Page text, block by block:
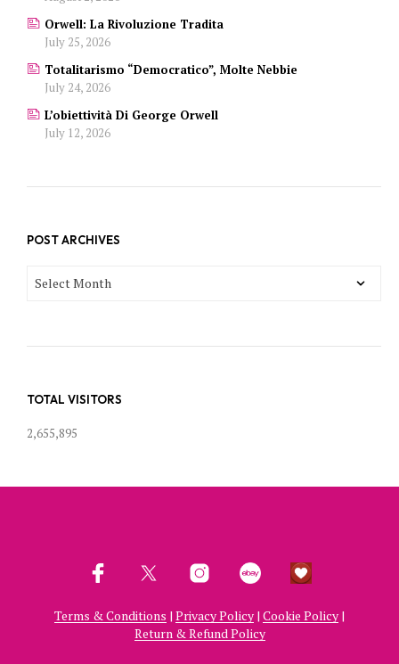
Orwell: La Rivoluzione Tradita
July 25, 2026
Totalitarismo “democratico”, Molte Nebbie
July 24, 2026
L’obiettività Di George Orwell
July 12, 2026
POST ARCHIVES
POST
TOTAL VISITORS
2,655,895
Terms & Conditions | Privacy Policy | Cookie Policy |
Return & Refund Policy